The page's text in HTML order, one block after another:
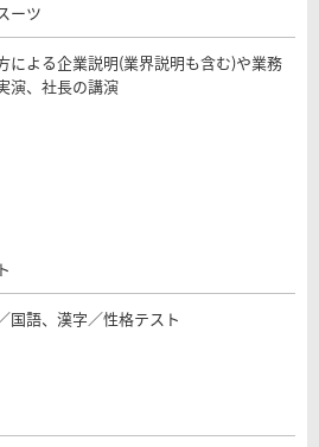
ーツ
による企業説明(業界説明も含む)や業務
演、社長の講演
国語、漢字／性格テスト